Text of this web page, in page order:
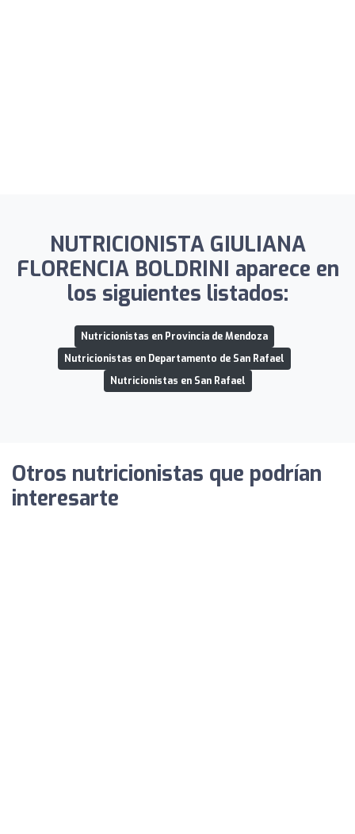
NUTRICIONISTA GIULIANA
FLORENCIA BOLDRINI aparece en
los siguientes listados:
Nutricionistas en Provincia de Mendoza
Nutricionistas en Departamento de San Rafael
Nutricionistas en San Rafael
Otros nutricionistas que podrían
interesarte